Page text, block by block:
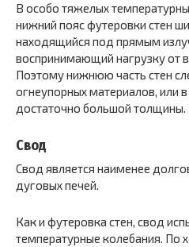
В особо тяжелых
нижний пояс футеровки стен
находящийся под прямым
воспринимающий нагрузку от
Поэтому нижнюю часть стен
огнеупорных материалов, или
достаточно большой толщины.
Свод
Свод является наименее
дуговых печей.
Как и футеровка стен, свод
температурные колебания. По